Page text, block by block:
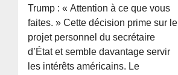
Trump : « Attention à ce que vous
faites. » Cette décision prime sur le
projet personnel du secrétaire
d’État et semble davantage servir
les intérêts américains. Le